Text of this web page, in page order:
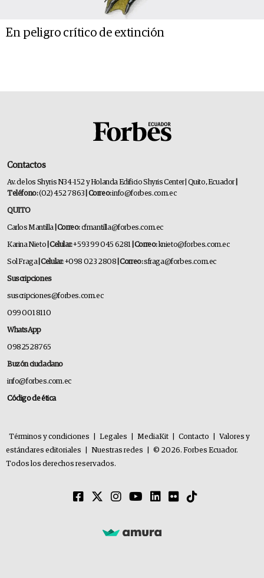
En peligro crítico de extinción
Contactos
Av. de los Shyris N34-152 y Holanda Edificio Shyris Center | Quito, Ecuador
Teléfono:(02) 452 7863 | Correo:info@forbes.com.ec
QUITO
Carlos Mantilla | Correo:cfmantilla@forbes.com.ec
Karina Nieto | Celular:+593 99 045 6281 | Correo:knieto@forbes.com.ec
Sol Fraga| Celular:+098 023 2808 | Correo:sfraga@forbes.com.ec
Suscripciones
suscripciones@forbes.com.ec
099 001 8110
WhatsApp
0982528765
Buzón ciudadano
info@forbes.com.ec
Código de ética
Términos y condiciones Legales MediaKit Contacto
Valores y
estándares editoriales
Nuestras redes
© 2026. Forbes Ecuador.
Todos los derechos reservados.